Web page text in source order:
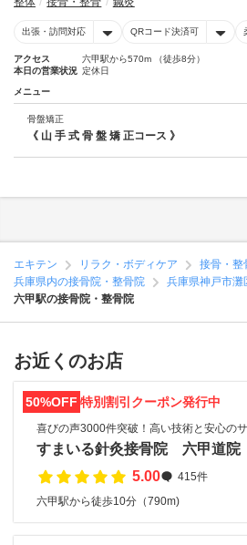
出張・訪問対応 QRコード決済可
アクセス
六甲駅から570m （徒歩8分）
本日の営業状況 定休日
メニュー
骨盤矯正
《 山 手 式 骨 盤 矯 正コース 》
エキテン リラク・ボディケア
接骨・整
兵庫県内の接骨院・整骨院
兵庫県神戸市灘
六甲駅の接骨院・整骨院
お近くのお店
50%OFF 特別割引クーポン発行中
喜びの声3000件突破！高い技術と安心の
すまいる針灸接骨院 六甲道院
5.00
415件
六甲駅から徒歩10分（790m)